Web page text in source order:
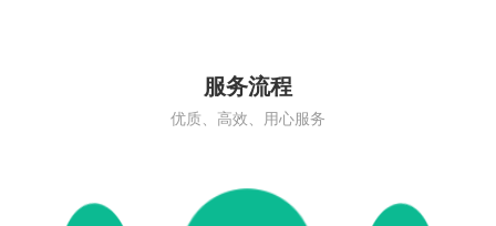
服务流程
优质、高效、用心服务